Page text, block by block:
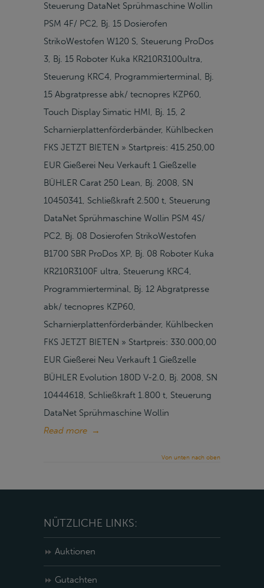
Steuerung DataNet Sprühmaschine Wollin
PSM 4F/ PC2, Bj. 15 Dosierofen
StrikoWestofen W120 S, Steuerung ProDos
3, Bj. 15 Roboter Kuka KR210R3100ultra,
Steuerung KRC4, Programmierterminal, Bj.
15 Abgratpresse abk/ tecnopres KZP60,
Touch Display Simatic HMI, Bj. 15, 2
Scharnierplattenförderbänder, Kühlbecken
FKS JETZT BIETEN » Startpreis: 415.250,00
EUR Gießerei Neu Verkauft 1 Gießzelle
BÜHLER Carat 250 Lean, Bj. 2008, SN
10450341, Schließkraft 2.500 t, Steuerung
DataNet Sprühmaschine Wollin PSM 4S/
PC2, Bj. 08 Dosierofen StrikoWestofen
B1700 SBR ProDos XP, Bj. 08 Roboter Kuka
KR210R3100F ultra, Steuerung KRC4,
Programmierterminal, Bj. 12 Abgratpresse
abk/ tecnopres KZP60,
Scharnierplattenförderbänder, Kühlbecken
FKS JETZT BIETEN » Startpreis: 330.000,00
EUR Gießerei Neu Verkauft 1 Gießzelle
BÜHLER Evolution 180D V-2.0, Bj. 2008, SN
10444618, Schließkraft 1.800 t, Steuerung
DataNet Sprühmaschine Wollin
Read more →
Von unten nach oben
NÜTZLICHE LINKS:
Auktionen
Gutachten